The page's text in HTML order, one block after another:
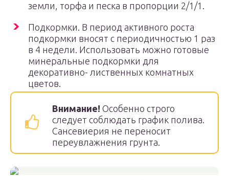
земли, торфа и песка в пропорции 2/1/1.
Подкормки. В период активного роста
подкормки вносят с периодичностью 1 раз
в 4 недели. Использовать можно готовые
минеральные подкормки для
декоративно- лиственных комнатных
цветов.
Внимание! Особенно строго
следует соблюдать график полива.
Сансевиерия не переносит
переувлажнения грунта.